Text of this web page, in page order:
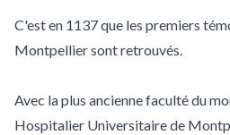
C'est en 1137 que les premiers
Montpellier sont retrouvés.
Avec la plus ancienne faculté du
Hospitalier Universitaire de